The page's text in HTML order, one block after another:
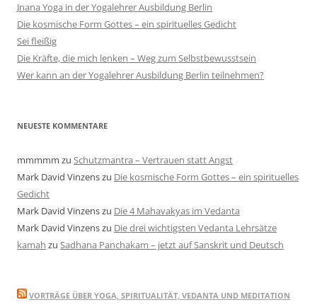
Jnana Yoga in der Yogalehrer Ausbildung Berlin
Die kosmische Form Gottes – ein spirituelles Gedicht
Sei fleißig
Die Kräfte, die mich lenken – Weg zum Selbstbewusstsein
Wer kann an der Yogalehrer Ausbildung Berlin teilnehmen?
NEUESTE KOMMENTARE
mmmmm zu Schutzmantra – Vertrauen statt Angst
Mark David Vinzenszu Die kosmische Form Gottes – ein spirituelles
Gedicht
Mark David Vinzenszu Die 4 Mahavakyas im Vedanta
Mark David Vinzenszu Die drei wichtigsten Vedanta Lehrsätze
kamah zu Sadhana Panchakam – jetzt auf Sanskrit und Deutsch
VORTRÄGE ÜBER YOGA, SPIRITUALITÄT, VEDANTA UND MEDITATION